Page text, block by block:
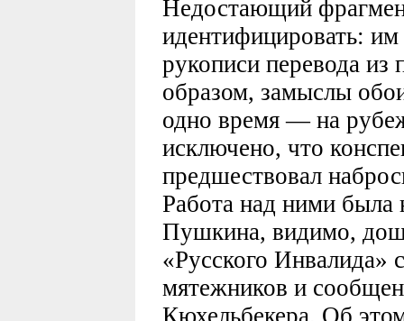
Недостающий
идентифицировать: им
рукописи перевода
образом, замыслы
одно время — на
исключено, что
предшествовал
Работа над ними была
Пушкина, видимо,
«Русского Инвалида»
мятежников и
Кюхельбекера. Об